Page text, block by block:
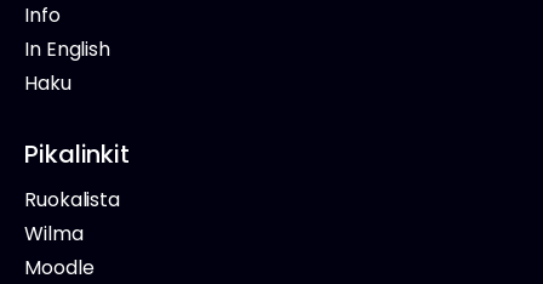
Info
In English
Haku
Pikalinkit
Ruokalista
Wilma
Moodle